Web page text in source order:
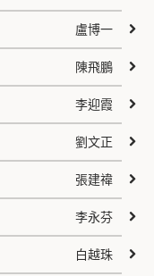
盧博一
陳飛鵬
李迎霞
劉文正
張建禕
李永芬
白越珠